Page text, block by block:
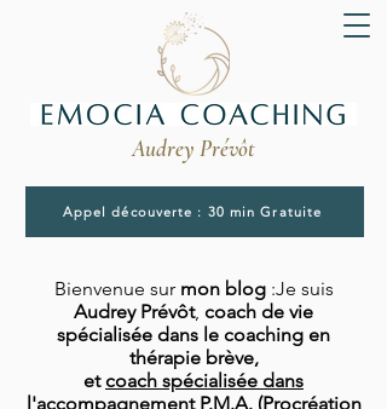
Audrey Prévôt
Appel découverte : 30 min Gratuite
Bienvenue sur mon blog :Je suis
Audrey Prévôt, coach de vie
spécialisée dans le coaching en
thérapie brève,
etcoach spécialisée dans
l'accompagnement P.M.A. (Procréation